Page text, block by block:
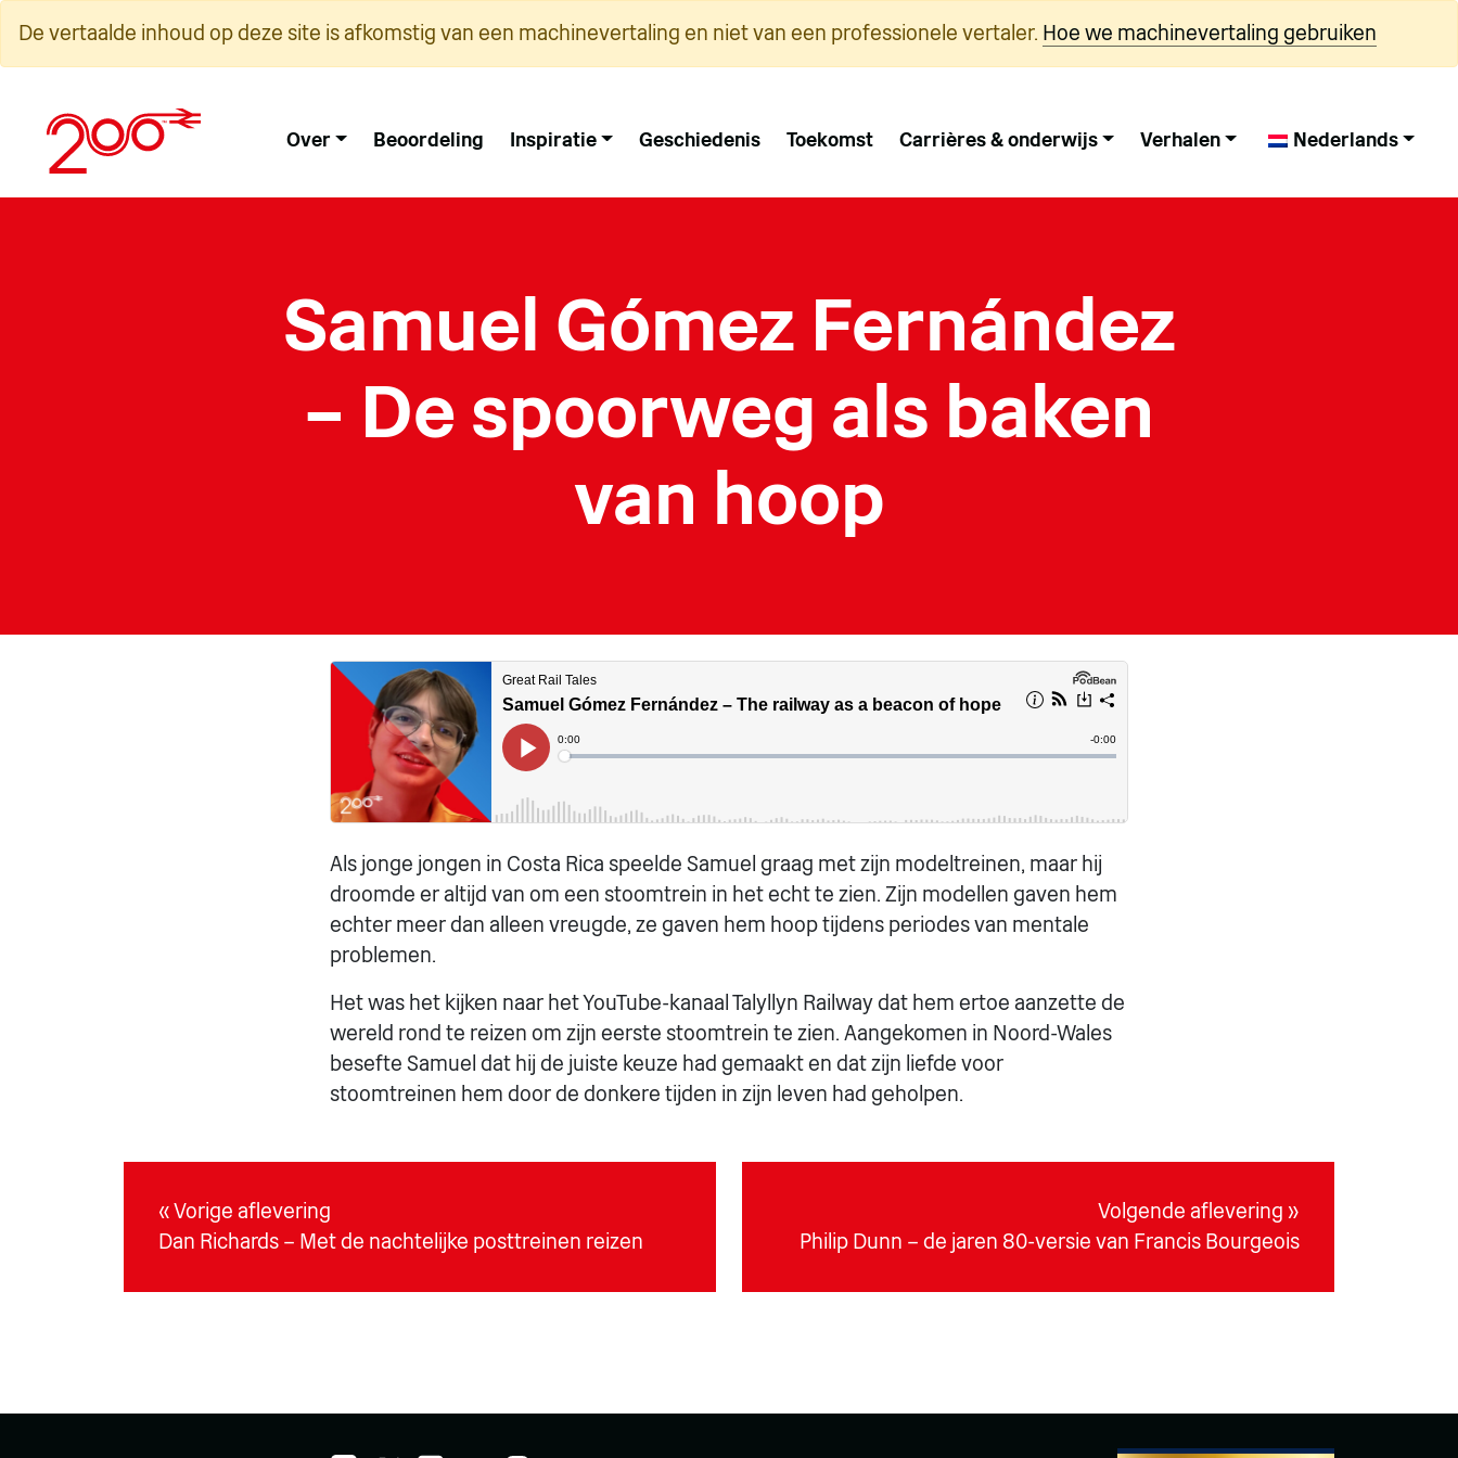
naar
inhoud
De vertaalde inhoud op deze site is afkomstig van een machinevertaling en niet van een professionele vertaler. Hoe we machinevertaling gebruiken
Over Beoordeling Inspiratie Geschiedenis Toekomst Carrières & onderwijs Verhalen Nederlands
Samuel Gómez Fernández
– De spoorweg als baken
van hoop
Als jonge jongen in Costa Rica speelde Samuel graag met zijn modeltreinen, maar hij
droomde er altijd van om een stoomtrein in het echt te zien. Zijn modellen gaven hem
echter meer dan alleen vreugde, ze gaven hem hoop tijdens periodes van mentale
problemen.
Het was het kijken naar het YouTube-kanaal Talyllyn Railway dat hem ertoe aanzette de
wereld rond te reizen om zijn eerste stoomtrein te zien. Aangekomen in Noord-Wales
besefte Samuel dat hij de juiste keuze had gemaakt en dat zijn liefde voor
stoomtreinen hem door de donkere tijden in zijn leven had geholpen.
« Vorige aflevering
Dan Richards – Met de nachtelijke posttreinen reizen
Volgende aflevering »
Philip Dunn – de jaren 80-versie van Francis Bourgeois